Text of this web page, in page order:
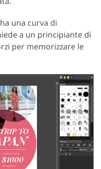
una curva di
a un principiante di
per memorizzare le